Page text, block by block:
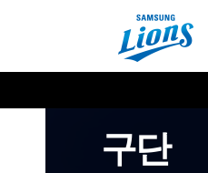
구단